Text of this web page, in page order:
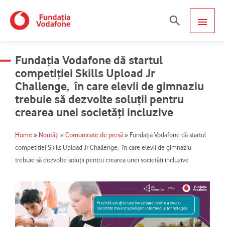
content
MAIN
Search
Fundația Vodafone dă startul
competiției Skills Upload Jr
Challenge, în care elevii de gimnaziu
trebuie să dezvolte soluții pentru
crearea unei societăți incluzive
Home » Noutăți » Comunicate de presă » Fundația Vodafone dă startul
competiției Skills Upload Jr Challenge, în care elevii de gimnaziu
trebuie să dezvolte soluții pentru crearea unei societăți incluzive